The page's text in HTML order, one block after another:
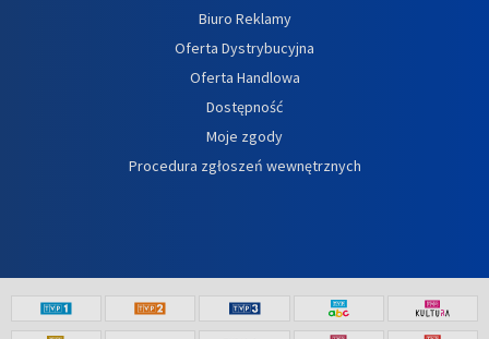
Biuro Reklamy
Oferta Dystrybucyjna
Oferta Handlowa
Dostępność
Moje zgody
Procedura zgłoszeń wewnętrznych